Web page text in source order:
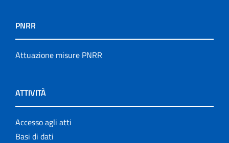
PNRR
Attuazione misure PNRR
ATTIVITÀ
Accesso agli atti
Basi di dati